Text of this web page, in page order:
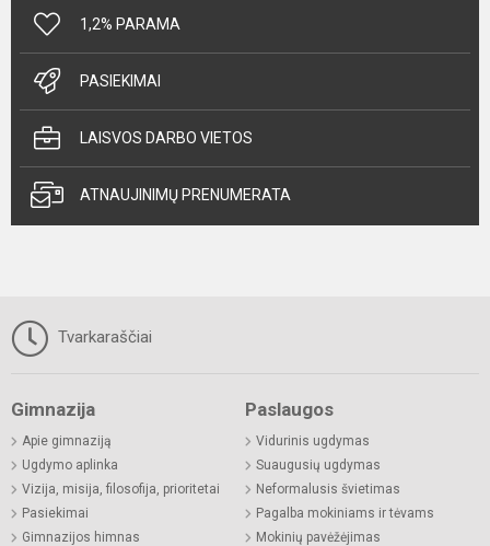
1,2% PARAMA
PASIEKIMAI
LAISVOS DARBO VIETOS
ATNAUJINIMŲ PRENUMERATA
Tvarkaraščiai
Gimnazija
Apie gimnaziją
Ugdymo aplinka
Vizija, misija, filosofija, prioritetai
Pasiekimai
Gimnazijos himnas
Paslaugos
Vidurinis ugdymas
Suaugusių ugdymas
Neformalusis švietimas
Pagalba mokiniams ir tėvams
Mokinių pavėžėjimas